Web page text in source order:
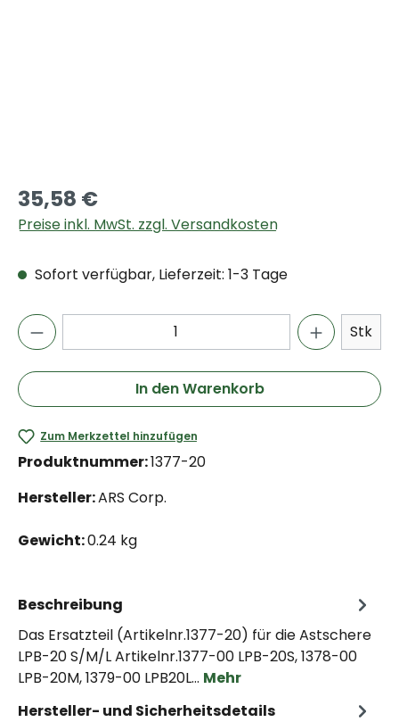
35,58 €
Preise inkl. MwSt. zzgl. Versandkosten
Sofort verfügbar, Lieferzeit: 1-3 Tage
Stk
In den Warenkorb
Zum Merkzettel hinzufügen
Produktnummer:1377-20
Hersteller:ARS Corp.
Gewicht:0.24 kg
Beschreibung
Das Ersatzteil (Artikelnr.1377-20) für die Astschere
LPB-20 S/M/L Artikelnr.1377-00 LPB-20S, 1378-00
LPB-20M, 1379-00 LPB20L… Mehr
Hersteller- und Sicherheitsdetails